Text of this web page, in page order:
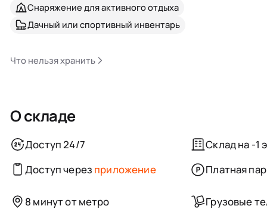
Снаряжение для активного отдыха
Дачный или спортивный инвентарь
Что нельзя хранить
О складе
Доступ 24/7
Склад на -1
Доступ через приложение Платная
8 минут от метро Грузовые